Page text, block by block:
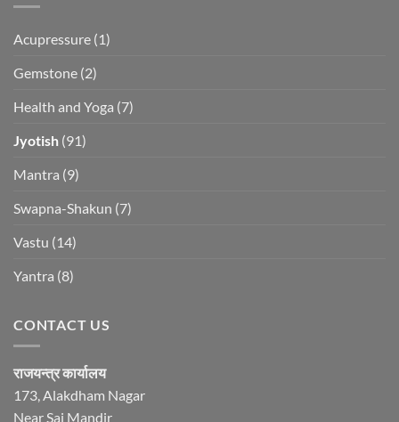
Acupressure (1)
Gemstone (2)
Health and Yoga (7)
Jyotish (91)
Mantra (9)
Swapna-Shakun (7)
Vastu (14)
Yantra (8)
CONTACT US
राजयन्त्र कार्यालय
173, Alakdham Nagar
Near Sai Mandir